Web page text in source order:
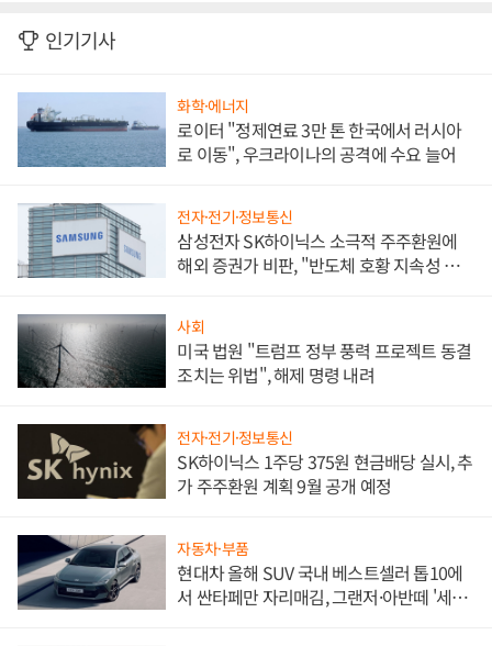
인기기사
화학·에너지
로이터 "정제연료 3만 톤 한국에서 러시아
로 이동", 우크라이나의 공격에 수요 늘어
전자·전기·정보통신
삼성전자 SK하이닉스 소극적 주주환원에
해외 증권가 비판, "반도체 호황 지속성 의
사회
미국 법원 "트럼프 정부 풍력 프로젝트 동결
조치는 위법", 해제 명령 내려
전자·전기·정보통신
SK하이닉스 1주당 375원 현금배당 실시, 추
가 주주환원 계획 9월 공개 예정
자동차·부품
현대차 올해 SUV 국내 베스트셀러 톱10에
서 싼타페만 자리매김, 그랜저·아반떼 '세단